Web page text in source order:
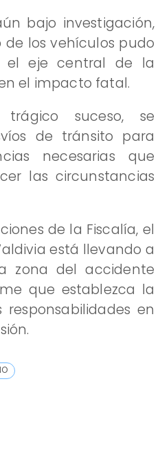
bajo investigación,
los vehículos pudo
el eje central de la
el impacto fatal.
suceso, se
de tránsito para
necesarias que
las circunstancias
de la Fiscalía, el
está llevando a
zona del accidente
que establezca la
en